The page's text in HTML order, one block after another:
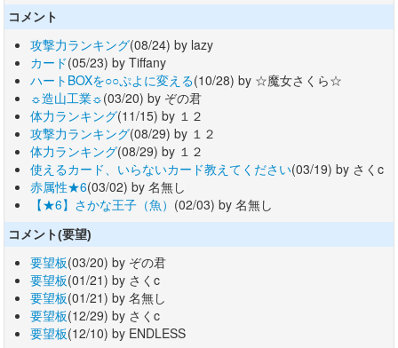
コメント
攻撃力ランキング(08/24) by lazy
カード(05/23) by Tiffany
ハートBOXを○○ぷよに変える(10/28) by ☆魔女さくら☆
☼造山工業☼(03/20) by ぞの君
体力ランキング(11/15) by １２
攻撃力ランキング(08/29) by １２
体力ランキング(08/29) by １２
使えるカード、いらないカード教えてください(03/19) by さくc
赤属性★6(03/02) by 名無し
【★6】さかな王子（魚） (02/03) by 名無し
コメント(要望)
要望板(03/20) by ぞの君
要望板(01/21) by さくc
要望板(01/21) by 名無し
要望板(12/29) by さくc
要望板(12/10) by ENDLESS